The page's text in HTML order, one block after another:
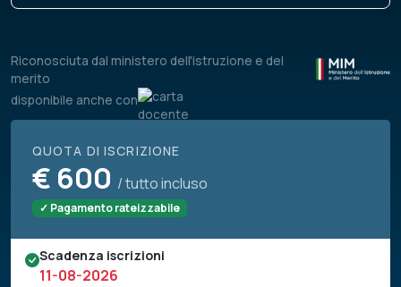
Riconosciuta dal ministero dell'istruzione e del
merito
disponibile anche con
QUOTA DI ISCRIZIONE
€ 600 / tutto incluso
✓ Pagamento rateizzabile
Scadenza iscrizioni
11-08-2026